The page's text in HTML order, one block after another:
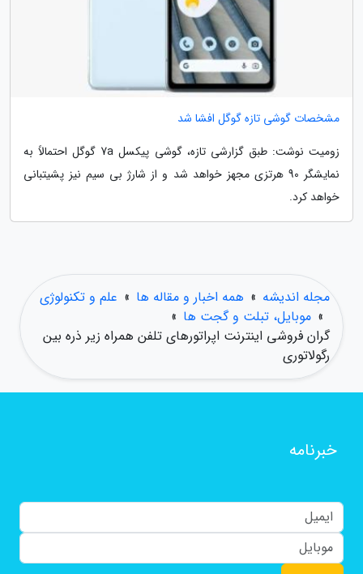
مشخصات گوشی تازه گوگل افشا شد
زومیت نوشت: طبق گزارشی تازه، گوشی پیکسل 7a گوگل احتمالاً به
نمایشگر 90 هرتزی مجهز خواهد شد و از شارژ بی سیم نیز پشیتبانی
خواهد کرد.
مجله اندیشه » همه اخبار و مقاله ها » علم و تکنولوژی
» موبایل، تبلت و گجت ها »
گران فروشی اینترنت اپراتورهای تلفن همراه زیر ذره بین
رگولاتوری
خبرنامه